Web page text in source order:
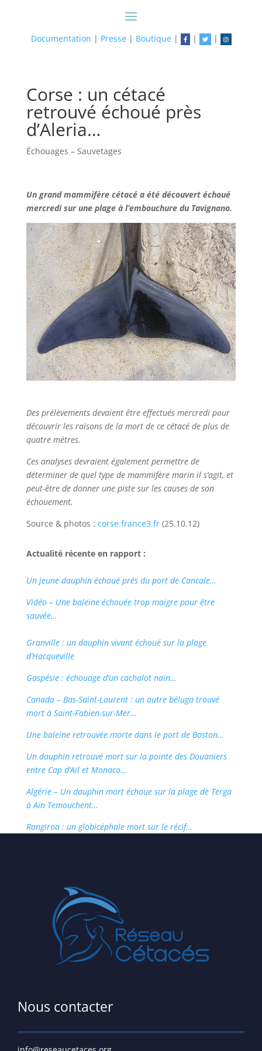
Documentation | Presse| Boutique| | |
Corse : un cétacé
retrouvé échoué près
d’Aleria…
Échouages – Sauvetages
Un grand mammifère cétacé a été découvert échoué
mercredi sur une plage à l’embouchure du Tavignano.
Des prélèvements devaient être effectués mercredi pour
découvrir les raisons de la mort de ce cétacé de plus de
quatre mètres.
Ces analyses devraient également permettre de
déterminer de quel type de mammifère marin il s’agit, et
peut-être de donner une piste sur les causes de son
échouement.
Source & photos : corse.france3.fr (25.10.12)
Actualité récente en rapport :
Un jeune dauphin échoué près du port de Cancale…
Vidéo – Une baleine échouée trop maigre pour être
sauvée…
Granville : un dauphin vivant échoué sur la plage
d’Hacqueville
Gaspésie : échouage d’un cachalot nain…
Canada – Bas-Saint-Laurent : un autre béluga trouvé
mort à Saint-Fabien-sur-Mer…
Une baleine retrouvée morte dans le port de Boston…
Un dauphin retrouvé mort sur la pointe des Douaniers
entre Cap d’Ail et Monaco…
Algérie – Un dauphin mort échoue sur la plage de Terga
à Ain Temouchent…
Rangiroa : un globicéphale mort sur le récif…
Nous contacter